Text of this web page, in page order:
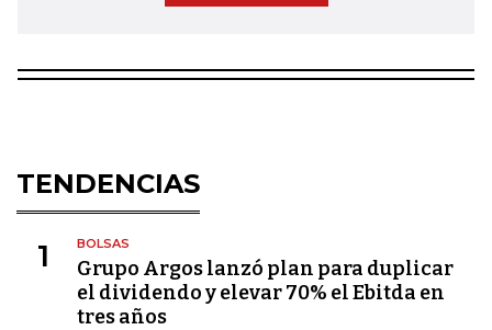
TENDENCIAS
1 BOLSAS
Grupo Argos lanzó plan para duplicar
el dividendo y elevar 70% el Ebitda en
tres años